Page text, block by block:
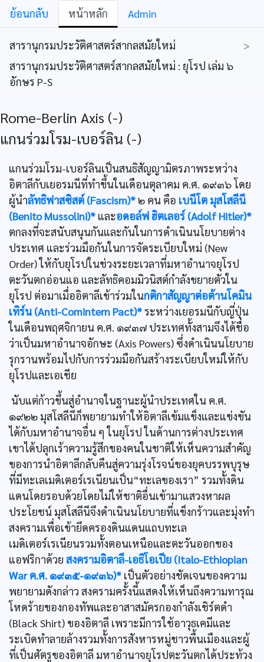
ย้อนกลับ หน้าหลัก Admin
สารานุกรมประวัติศาสตร์สากลสมัยใหม่
>
สารานุกรมประวัติศาสตร์สากลสมัยใหม่ : ยุโรป เล่ม ๖
อักษร P-S
Rome-Berlin Axis (-)
แกนร่วมโรม-เบอร์ลิน (-)
แกนร่วมโรม-เบอร์ลินเป็นสนธิสัญญามิตรภาพระหว่าง
อิตาลีกับเยอรมนีที่ทำขึ้นในเดือนตุลาคม ค.ศ. ๑๙๓๖ โดย
ผู้นำลัทธิฟาสซิสต์ (Fascism)*๒ คน คือ เบนีโต มุสโสลีนี
(Benito Mussolini)* และอดอล์ฟ ฮิตเลอร์ (Adolf Hitler)*
ตกลงที่จะสนับสนุนกันและกันในการดำเนินนโยบายต่าง
ประเทศ และร่วมมือกันในการจัดระเบียบใหม่ (New
Order) ให้กับยุโรปในช่วงระยะเวลาที่มหาอำนาจยุโรป
ตะวันตกอ่อนแอ และลัทธิคอมมิวนิสต์กำลังขยายตัวใน
ยุโรป ต่อมาเมื่ออิตาลีเข้าร่วมในกติกาสัญญาต่อต้านโคมิน
เทิร์น (Anti-Comintern Pact)*ระหว่างเยอรมนีกับญี่ปุ่น
ในเดือนพฤศจิกายน ค.ศ. ๑๙๓๗ ประเทศทั้งสามจึงได้ชื่อ
ว่าเป็นมหาอำนาจอักษะ (Axis Powers) ซึ่งดำเนินนโยบาย
รุกรานพร้อมไปกับการร่วมมือกันสร้างระเบียบใหม่ให้กับ
ยุโรปและเอเชีย
นับแต่ก้าวขึ้นสู่อำนาจในฐานะผู้นำประเทศใน ค.ศ.
๑๙๒๒ มุสโสลีนีก็พยายามทำให้อิตาลีเข้มแข็งและแข่งขัน
ได้กับมหาอำนาจอื่น ๆ ในยุโรป ในด้านการต่างประเทศ
เขาได้ปลุกเร้าความรู้สึกของคนในชาติให้เห็นความสำคัญ
ของการนำอิตาลีกลับคืนสู่ความรุ่งโรจน์ของยุคบรรพบุรุษ
ที่มีทะเลเมดิเตอร์เรเนียนเป็น“ทะเลของเรา” รวมทั้งดิน
แดนโดยรอบด้วยโดยไม่ให้ชาติอื่นเข้ามาแสวงหาผล
ประโยชน์ มุสโสลีนีจึงดำเนินนโยบายที่แข็งกร้าวและมุ่งทำ
สงครามเพื่อเข้ายึดครองดินแดนแถบทะเล
เมดิเตอร์เรเนียนรวมทั้งตอนเหนือและตะวันออกของ
แอฟริกาด้วย สงครามอิตาลี-เอธิโอเปีย (Italo-Ethiopian
War ค.ศ. ๑๙๓๕-๑๙๓๖)* เป็นตัวอย่างชัดเจนของความ
พยายามดังกล่าว สงครามครั้งนี้แสดงให้เห็นถึงความทารุณ
โหดร้ายของกองทัพและอาสาสมัครกองกำลังเชิร์ตดำ
(Black Shirt) ของอิตาลี เพราะมีการใช้อาวุธเคมีและ
ระเบิดทำลายล้างรวมทั้งการสังหารหมู่ชาวพื้นเมืองและผู้
ที่เป็นศัตรูของอิตาลี มหาอำนาจยุโรปตะวันตกได้ประท้วง